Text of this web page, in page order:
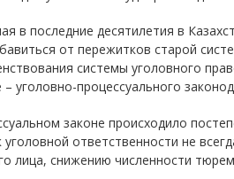
в последние десятилетия в
от пережитков старой
системы уголовного
уголовно-процессуального
законе происходило
ответственности не
лица, снижению численности